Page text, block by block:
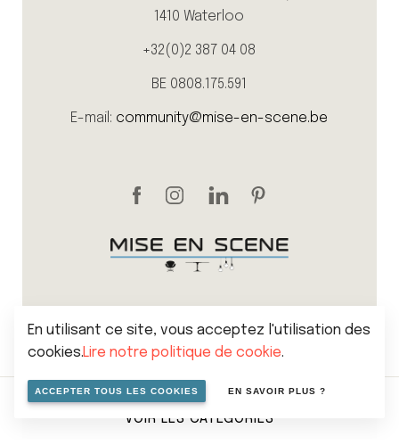
VOIR LES CATÉGORIES
1410 Waterloo
+32(0)2 387 04 08
BE 0808.175.591
E-mail: community@mise-en-scene.be
Cookies
En utilisant ce site, vous acceptez l'utilisation des
cookies.Lire notre politique de cookie.
ACCEPTER TOUS LES COOKIES EN SAVOIR PLUS ?